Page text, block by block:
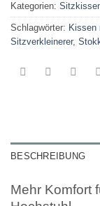
Kategorien:
Schlagwörter: Kissen
Sitzverkleinerer,
BESCHREIBUNG
Mehr Komfort